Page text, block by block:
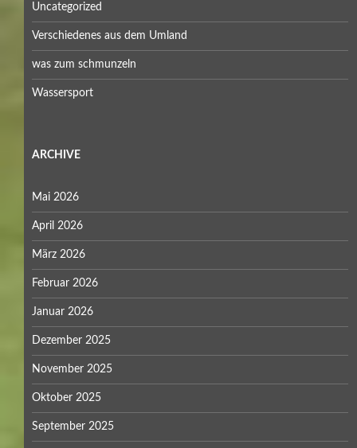
Uncategorized
Verschiedenes aus dem Umland
was zum schmunzeln
Wassersport
ARCHIVE
Mai 2026
April 2026
März 2026
Februar 2026
Januar 2026
Dezember 2025
November 2025
Oktober 2025
September 2025